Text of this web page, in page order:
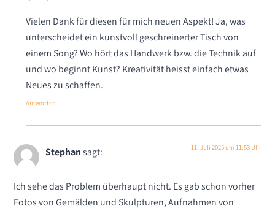
Vielen Dank für diesen für mich neuen Aspekt! Ja, was
unterscheidet ein kunstvoll geschreinerter Tisch von
einem Song? Wo hört das Handwerk bzw. die Technik auf
und wo beginnt Kunst? Kreativität heisst einfach etwas
Neues zu schaffen.
Antworten
Stephan sagt: 11. Juli 2025 um 11:53 Uhr
Ich sehe das Problem überhaupt nicht. Es gab schon vorher
Fotos von Gemälden und Skulpturen, Aufnahmen von